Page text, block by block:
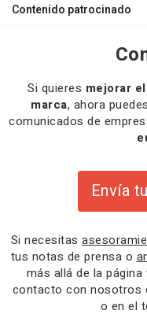
Contenido patrocinado
Si quieres mejorar
marca, ahora
comunicados de
Envía
Si necesitas
tus notas de prensa o
más allá de la página
contacto con nosotros
o en el